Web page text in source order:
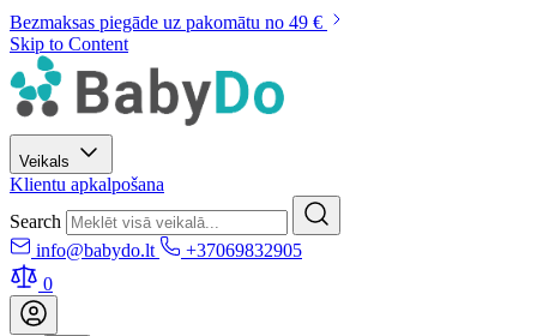
Bezmaksas piegāde uz pakomātu no 49 €
Skip to Content
Veikals
Klientu apkalpošana
Search
info@babydo.lt
+37069832905
0